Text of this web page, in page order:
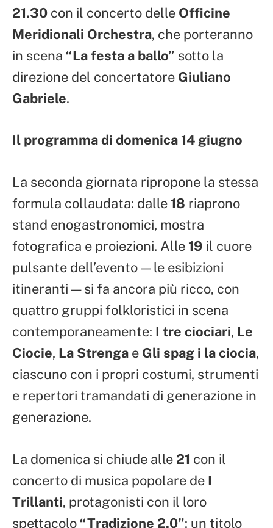
21.30 con il concerto delle Officine
Meridionali Orchestra, che porteranno
in scena “La festa a ballo” sotto la
direzione del concertatore Giuliano
Gabriele.
Il programma di domenica 14 giugno
La seconda giornata ripropone la stessa
formula collaudata: dalle 18 riaprono
stand enogastronomici, mostra
fotografica e proiezioni. Alle 19 il cuore
pulsante dell’evento — le esibizioni
itineranti — si fa ancora più ricco, con
quattro gruppi folkloristici in scena
contemporaneamente: I tre ciociari, Le
Ciocie, La Strenga e Gli spag i la ciocia,
ciascuno con i propri costumi, strumenti
e repertori tramandati di generazione in
generazione.
La domenica si chiude alle 21 con il
concerto di musica popolare de I
Trillanti, protagonisti con il loro
spettacolo“Tradizione 2.0”: un titolo